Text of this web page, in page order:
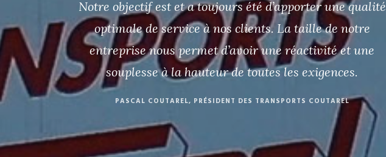
Notre objectif est et a toujours été d’apporter une qualité
optimale de service à nos clients. La taille de notre
entreprise nous permet d’avoir une réactivité et une
souplesse à la hauteur de toutes les exigences.
PASCAL COUTAREL, PRÉSIDENT DES TRANSPORTS COUTAREL